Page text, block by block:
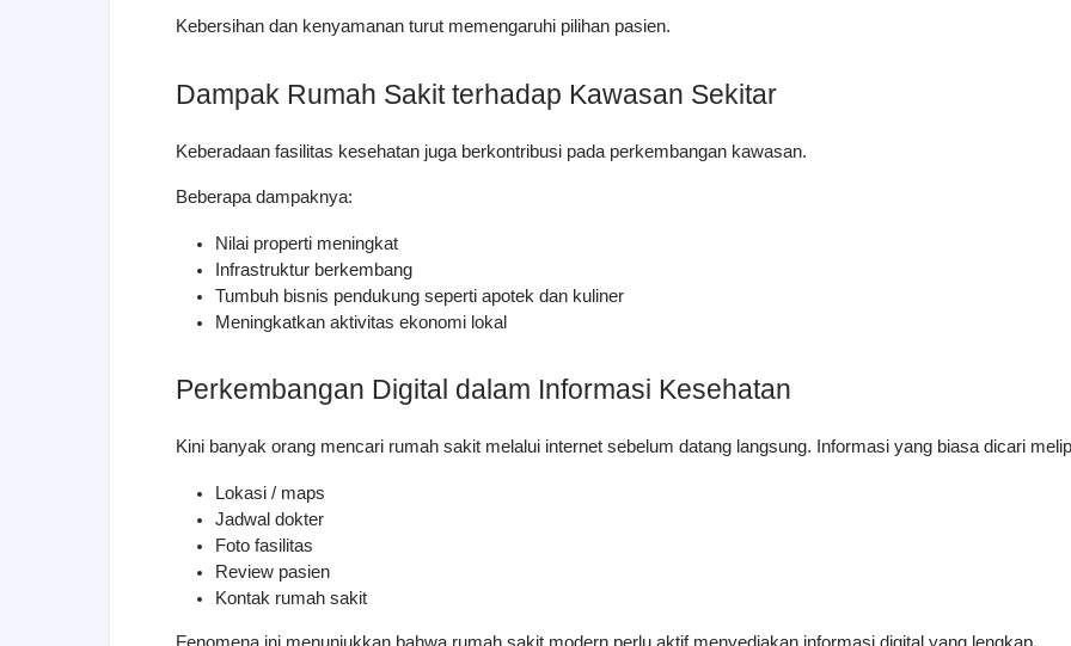
Kebersihan dan kenyamanan turut memengaruhi pilihan pasien.
Dampak Rumah Sakit terhadap Kawasan Sekitar
Keberadaan fasilitas kesehatan juga berkontribusi pada perkembangan kawasan.
Beberapa dampaknya:
Nilai properti meningkat
Infrastruktur berkembang
Tumbuh bisnis pendukung seperti apotek dan kuliner
Meningkatkan aktivitas ekonomi lokal
Perkembangan Digital dalam Informasi Kesehatan
Kini banyak orang mencari rumah sakit melalui internet sebelum datang langsung. Informasi yang biasa dicari
Lokasi / maps
Jadwal dokter
Foto fasilitas
Review pasien
Kontak rumah sakit